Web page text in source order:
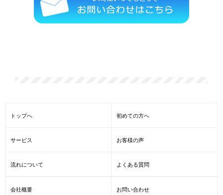
トップへ 初めての方へ
サービス お客様の声
流れについて よくある質問
会社概要 お問い合わせ